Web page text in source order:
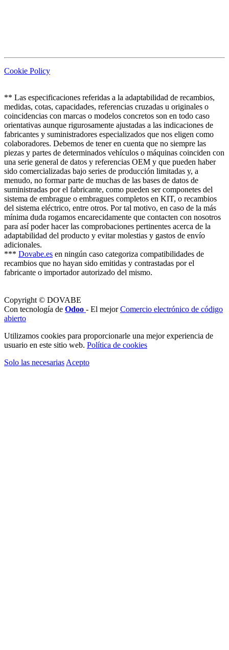
Cookie Policy
** Las especificaciones referidas a la adaptabilidad de recambios,
medidas, cotas, capacidades, referencias cruzadas u originales o
coincidencias con marcas o modelos concretos son en todo caso
orientativas aunque rigurosamente ajustadas a las indicaciones de
fabricantes y suministradores especializados que nos eligen como
colaboradores. Debemos de tener en cuenta que no siempre las
piezas y partes de determinados vehículos o máquinas coinciden con
una serie general de datos y referencias OEM y que pueden haber
sido comercializadas bajo series de producción limitadas y, a
menudo, no formar parte de muchas de las bases de datos de
suministradas por el fabricante, como pueden ser componetes del
sistema de embrague o embragues completos en KIT, o recambios
del sistema eléctrico, entre otros. Por tal motivo, en caso de la más
mínima duda rogamos encarecidamente que contacten con nosotros
para así poder hacer las comprobaciones pertinentes acerca de la
adaptabilidad del producto y evitar molestias y gastos de envío
adicionales.
*** Dovabe.es en ningún caso categoriza compatibilidades de
recambios que no hayan sido emitidas y contrastadas por el
fabricante o importador autorizado del mismo.
Copyright © DOVABE
Con tecnología de Odoo - El mejorComercio electrónico de código
abierto
Utilizamos cookies para proporcionarle una mejor experiencia de
usuario en este sitio web. Política de cookies
Solo las necesarias Acepto